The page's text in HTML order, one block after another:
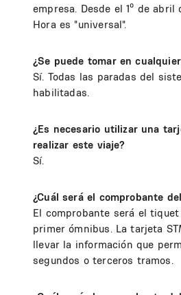
empresa. Desde el 1º de abril
Hora es "universal".
¿Se puede tomar en
Sí. Todas las paradas del
habilitadas.
¿Es necesario utilizar una
realizar este viaje?
Sí.
¿Cuál será el comprobante
El comprobante será el
primer ómnibus. La tarjeta
llevar la información que
segundos o terceros tramos.